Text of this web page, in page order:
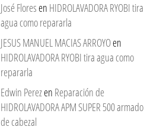
José Floresen HIDROLAVADORA RYOBI tira
agua como repararla
JESUS MANUEL MACIAS ARROYOen
HIDROLAVADORA RYOBI tira agua como
repararla
Edwin Perezen Reparación de
HIDROLAVADORA APM SUPER 500 armado
de cabezal